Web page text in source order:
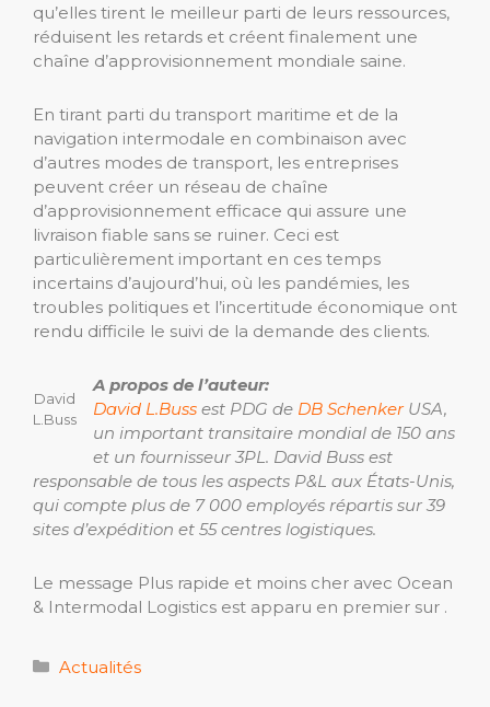
qu’elles tirent le meilleur parti de leurs ressources,
réduisent les retards et créent finalement une
chaîne d’approvisionnement mondiale saine.
En tirant parti du transport maritime et de la
navigation intermodale en combinaison avec
d’autres modes de transport, les entreprises
peuvent créer un réseau de chaîne
d’approvisionnement efficace qui assure une
livraison fiable sans se ruiner. Ceci est
particulièrement important en ces temps
incertains d’aujourd’hui, où les pandémies, les
troubles politiques et l’incertitude économique ont
rendu difficile le suivi de la demande des clients.
David
L.Buss
A propos de l’auteur:
David L.Buss est PDG de DB SchenkerUSA,
un important transitaire mondial de 150 ans
et un fournisseur 3PL. David Buss est
responsable de tous les aspects P&L aux États-Unis,
qui compte plus de 7 000 employés répartis sur 39
sites d’expédition et 55 centres logistiques.
Le message Plus rapide et moins cher avec Ocean
& Intermodal Logistics est apparu en premier sur .
Catégories
Actualités